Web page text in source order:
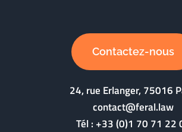
Contactez-nous
24, rue Erlanger, 75016
contact@feral.law
Tél :+33 (0)1 70 71 22